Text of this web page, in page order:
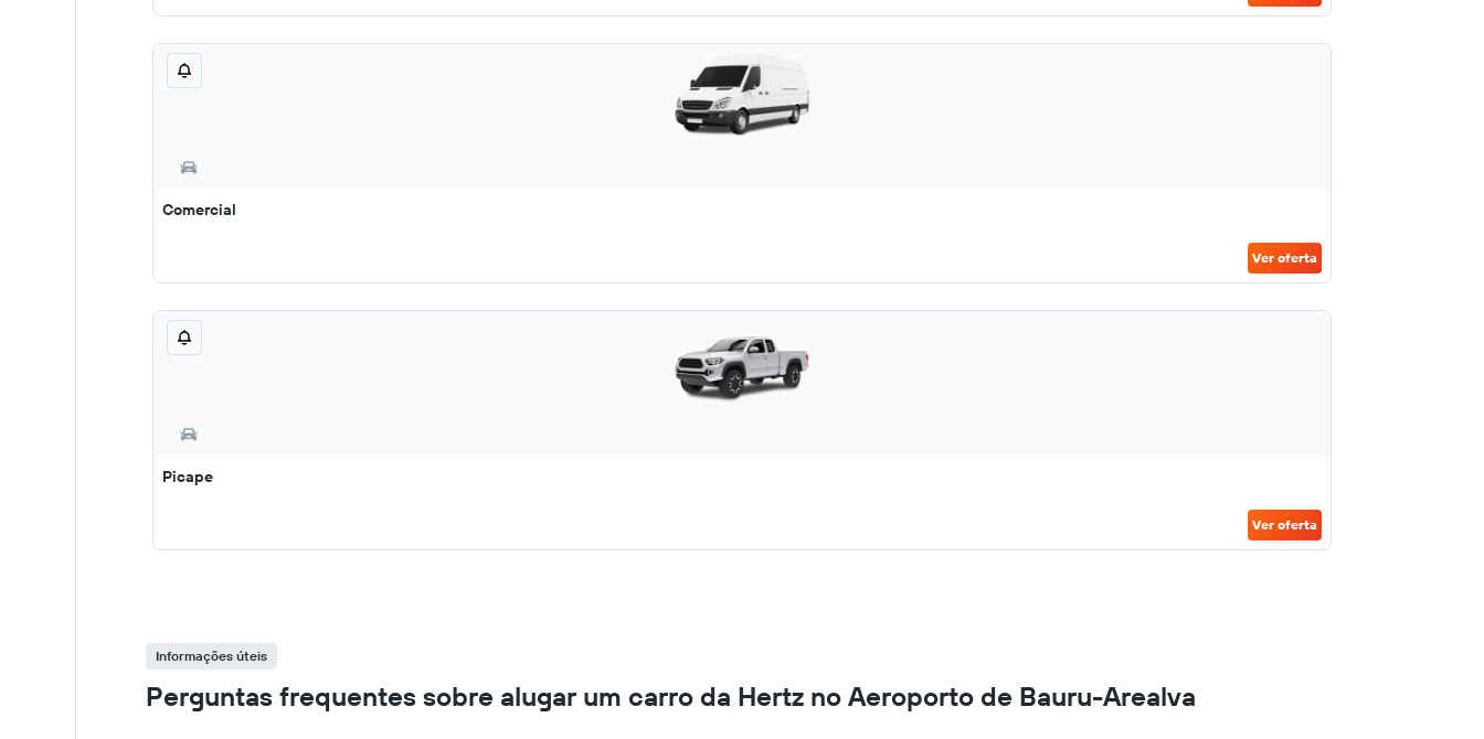
Comercial
Ver oferta
Picape
Ver oferta
Informações úteis
Perguntas frequentes sobre alugar um carro da Hertz no Aeroporto de Bauru-Arealva